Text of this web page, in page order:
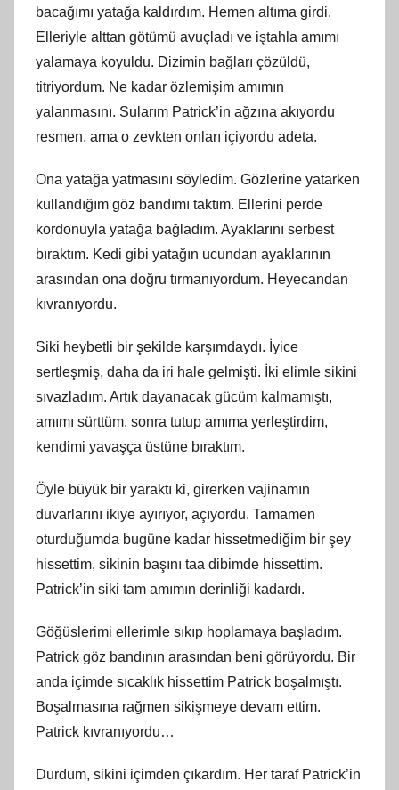
bacağımı yatağa kaldırdım. Hemen altıma girdi.
Elleriyle alttan götümü avuçladı ve iştahla amımı
yalamaya koyuldu. Dizimin bağları çözüldü,
titriyordum. Ne kadar özlemişim amımın
yalanmasını. Sularım Patrick’in ağzına akıyordu
resmen, ama o zevkten onları içiyordu adeta.
Ona yatağa yatmasını söyledim. Gözlerine yatarken
kullandığım göz bandımı taktım. Ellerini perde
kordonuyla yatağa bağladım. Ayaklarını serbest
bıraktım. Kedi gibi yatağın ucundan ayaklarının
arasından ona doğru tırmanıyordum. Heyecandan
kıvranıyordu.
Siki heybetli bir şekilde karşımdaydı. İyice
sertleşmiş, daha da iri hale gelmişti. İki elimle sikini
sıvazladım. Artık dayanacak gücüm kalmamıştı,
amımı sürttüm, sonra tutup amıma yerleştirdim,
kendimi yavaşça üstüne bıraktım.
Öyle büyük bir yaraktı ki, girerken vajinamın
duvarlarını ikiye ayırıyor, açıyordu. Tamamen
oturduğumda bugüne kadar hissetmediğim bir şey
hissettim, sikinin başını taa dibimde hissettim.
Patrick’in siki tam amımın derinliği kadardı.
Göğüslerimi ellerimle sıkıp hoplamaya başladım.
Patrick göz bandının arasından beni görüyordu. Bir
anda içimde sıcaklık hissettim Patrick boşalmıştı.
Boşalmasına rağmen sikişmeye devam ettim.
Patrick kıvranıyordu…
Durdum, sikini içimden çıkardım. Her taraf Patrick’in